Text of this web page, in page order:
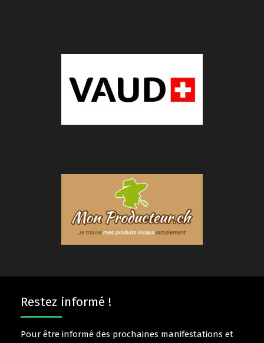
Restez informé !
Pour être informé des prochaines manifestations et